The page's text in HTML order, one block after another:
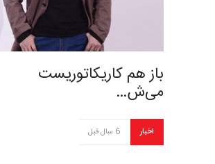
باز هم کاریکاتوریست
می‌ش…
اخبار 6 سال قبل